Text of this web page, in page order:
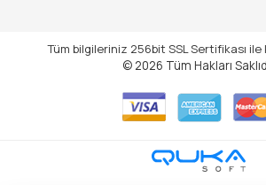
Tüm bilgileriniz 256bit SSL Sertifikası ile
© 2026 Tüm Hakları